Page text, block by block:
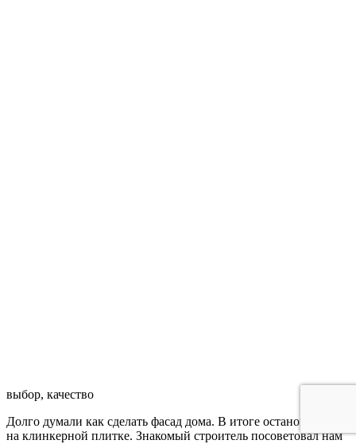
выбор, качество
Долго думали как сделать фасад дома. В итоге остановились
на клинкерной плитке. Знакомый строитель посоветовал нам